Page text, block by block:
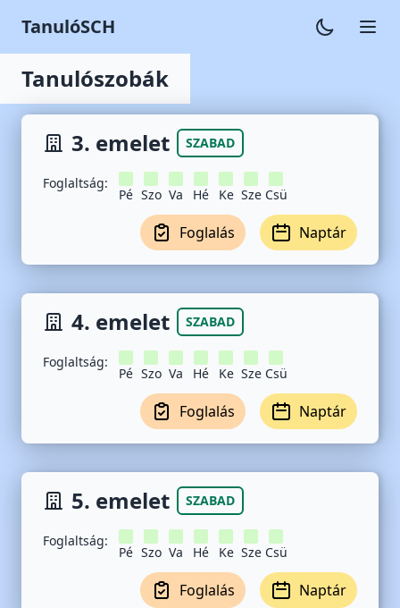
TanulóSCH
Tanulószobák
3. emelet SZABAD
Foglaltság:
Pé Szo Va Hé Ke Sze Csü
Foglalás Naptár
4. emelet SZABAD
Foglaltság:
Pé Szo Va Hé Ke Sze Csü
Foglalás Naptár
5. emelet SZABAD
Foglaltság:
Pé Szo Va Hé Ke Sze Csü
Foglalás Naptár